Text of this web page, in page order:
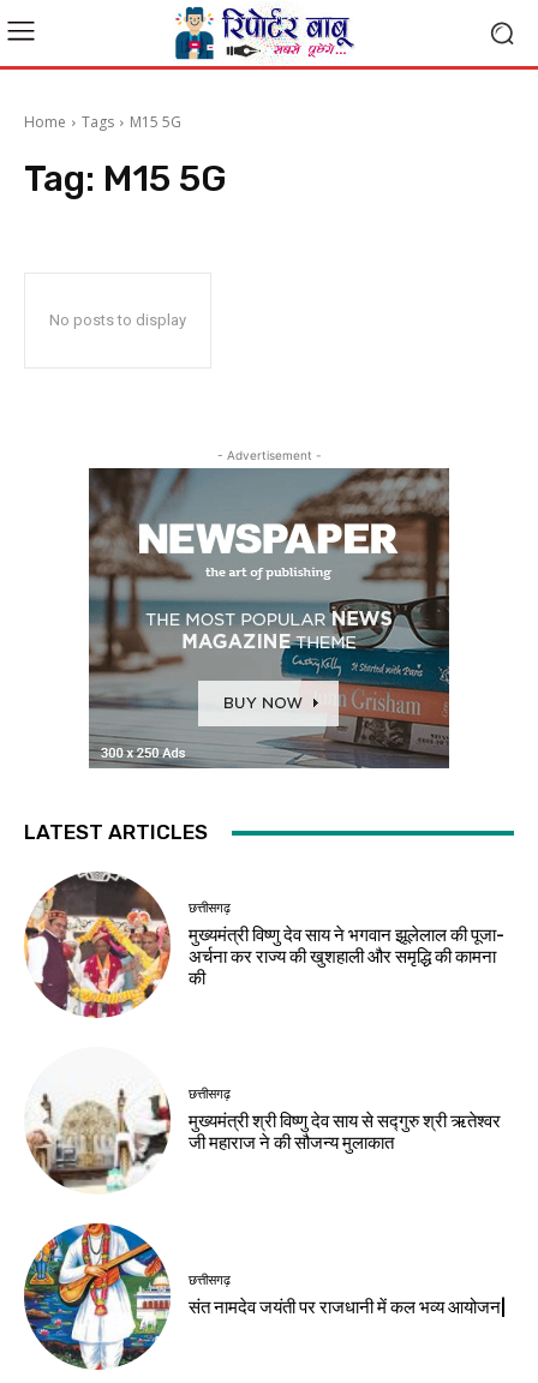
Home Tags M15 5G
Tag: M15 5G
No posts to display
- Advertisement -
LATEST ARTICLES
छत्तीसगढ़
मुख्यमंत्री विष्णु देव साय ने भगवान झूलेलाल की पूजा-
अर्चना कर राज्य की खुशहाली और समृद्धि की कामना
की
छत्तीसगढ़
मुख्यमंत्री श्री विष्णु देव साय से सद्गुरु श्री ऋतेश्वर
जी महाराज ने की सौजन्य मुलाकात
छत्तीसगढ़
संत नामदेव जयंती पर राजधानी में कल भव्य आयोजन|